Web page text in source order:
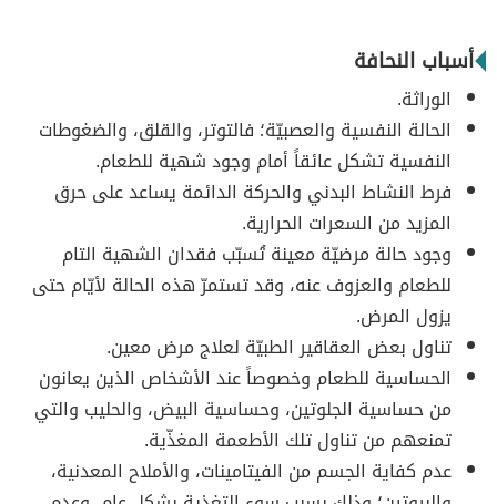
أسباب النحافة
الوراثة.
الحالة النفسية والعصبيّة؛ فالتوتر، والقلق، والضغوطات
النفسية تشكل عائقاً أمام وجود شهية للطعام.
فرط النشاط البدني والحركة الدائمة يساعد على حرق
المزيد من السعرات الحرارية.
وجود حالة مرضيّة معينة تُسبّب فقدان الشهية التام
للطعام والعزوف عنه، وقد تستمرّ هذه الحالة لأيّام حتى
يزول المرض.
تناول بعض العقاقير الطبيّة لعلاج مرض معين.
الحساسية للطعام وخصوصاً عند الأشخاص الذين يعانون
من حساسية الجلوتين، وحساسية البيض، والحليب والتي
تمنعهم من تناول تلك الأطعمة المغذّية.
عدم كفاية الجسم من الفيتامينات، والأملاح المعدنية،